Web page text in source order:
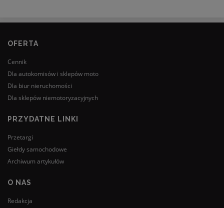
OFERTA
Cennik
Dla autokomisów i sklepów moto
Dla biur nieruchomości
Dla sklepów niemotoryzacyjnych
PRZYDATNE LINKI
Przetargi
Giełdy samochodowe
Archiwum artykułów
O NAS
Redakcja